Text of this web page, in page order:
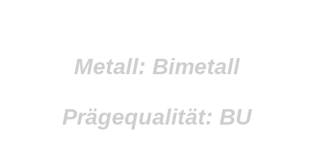
Metall: Bimetall
Prägequalität: BU